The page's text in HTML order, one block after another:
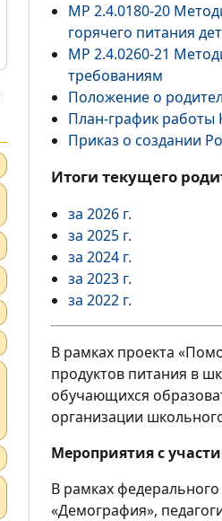
МР 2.4.0180-20
горячего питания
МР 2.4.0260-21
требованиям
Положение о
План-график
Приказ о создании
Итоги текущего
за 2026 г.
за 2025 г.
за 2024 г.
за 2023 г.
за 2022 г.
В рамках проекта
продуктов питания в
обучающихся
организации
Мероприятия с
В рамках
«Демография»,